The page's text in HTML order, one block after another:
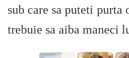
sub care sa puteti purta
trebuie sa aiba maneci